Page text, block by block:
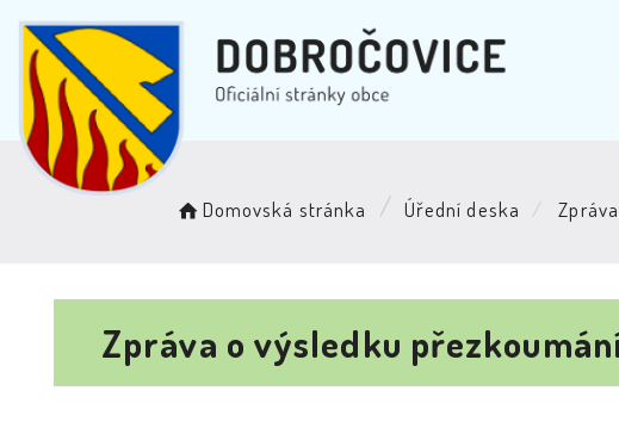
Domovská stránka Úřední deska
Zpráva o výsledku